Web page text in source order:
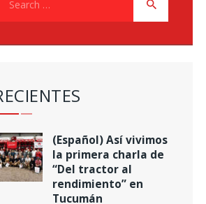
(Español) Así vivimos
la primera charla de
“Del tractor al
rendimiento” en
Tucumán